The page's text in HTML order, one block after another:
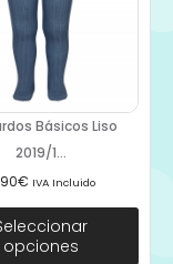
Básicos Liso
2019/1...
€ IVA Incluido
opciones